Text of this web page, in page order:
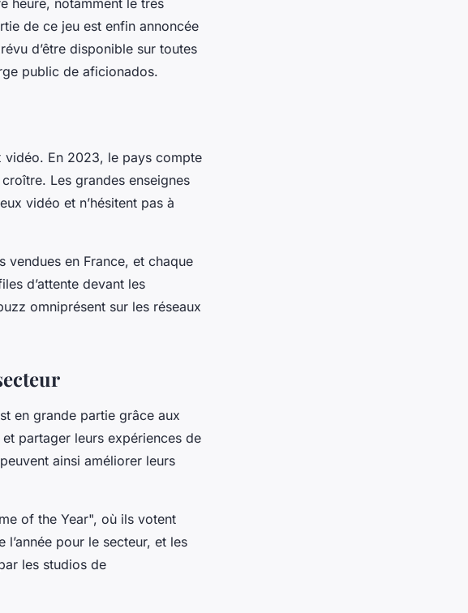
heure, notamment le très
de ce jeu est enfin annoncée
d’être disponible sur toutes
public de aficionados.
vidéo. En 2023, le pays compte
Les grandes enseignes
vidéo et n’hésitent pas à
vendues en France, et chaque
d’attente devant les
omniprésent sur les réseaux
en grande partie grâce aux
partager leurs expériences de
ainsi améliorer leurs
of the Year", où ils votent
pour le secteur, et les
les studios de